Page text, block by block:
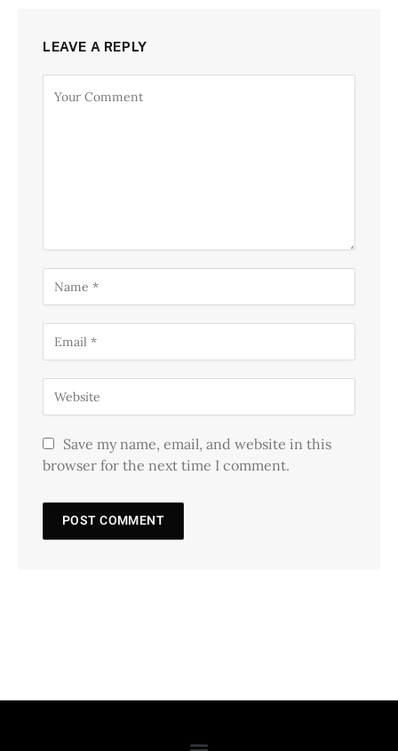
LEAVE A REPLY
Save my name, email, and website in this
browser for the next time I comment.